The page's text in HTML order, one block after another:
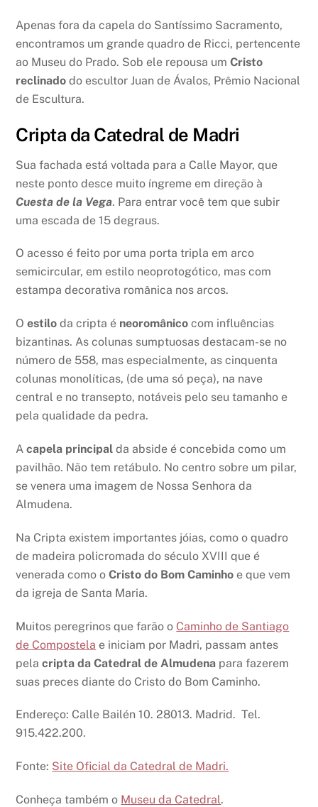
Apenas fora da capela do Santíssimo Sacramento,
encontramos um grande quadro de Ricci, pertencente
ao Museu do Prado. Sob ele repousa umCristo
reclinado do escultor Juan de Ávalos, Prêmio Nacional
de Escultura.
Cripta da Catedral de Madri
Sua fachada está voltada para a Calle Mayor, que
neste ponto desce muito íngreme em direção à
Cuesta de la Vega. Para entrar você tem que subir
uma escada de 15 degraus.
O acesso é feito por uma porta tripla em arco
semicircular, em estilo neoprotogótico, mas com
estampa decorativa românica nos arcos.
Oestilo da cripta é neoromânico com influências
bizantinas. As colunas sumptuosas destacam-se no
número de 558, mas especialmente, as cinquenta
colunas monolíticas, (de uma só peça), na nave
central e no transepto, notáveis pelo seu tamanho e
pela qualidade da pedra.
Acapela principal da abside é concebida como um
pavilhão. Não tem retábulo. No centro sobre um pilar,
se venera uma imagem de Nossa Senhora da
Almudena.
Na Cripta existem importantes jóias, como o quadro
de madeira policromada do século XVIII que é
venerada como oCristo do Bom Caminho e que vem
da igreja de Santa Maria.
Muitos peregrinos que farão o Caminho de Santiago
de Compostela e iniciam por Madri, passam antes
pelacripta da Catedral de Almudena para fazerem
suas preces diante do Cristo do Bom Caminho.
Endereço: Calle Bailén 10. 28013. Madrid. Tel.
915.422.200.
Fonte: Site Oficial da Catedral de Madri.
Conheça também o Museu da Catedral.